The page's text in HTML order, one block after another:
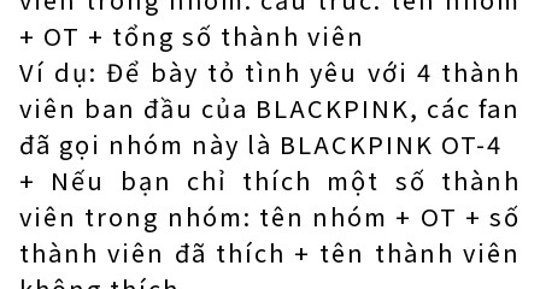
+ OT + tổng số thành viên
Ví dụ: Để bày tỏ tình yêu với 4 thành
viên ban đầu của BLACKPINK, các fan
đã gọi nhóm này là BLACKPINK OT-4
+ Nếu bạn chỉ thích một số thành
viên trong nhóm: tên nhóm + OT + số
thành viên đã thích + tên thành viên